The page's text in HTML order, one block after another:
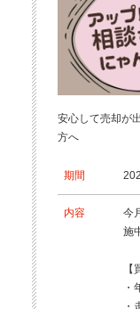
安心して売却が
方へ
期間
内容
今
施
・
・